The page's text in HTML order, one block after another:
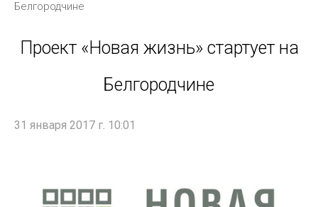
Белгородчине
Проект «Новая жизнь» стартует на
Белгородчине
31 января 2017 г. 10:01